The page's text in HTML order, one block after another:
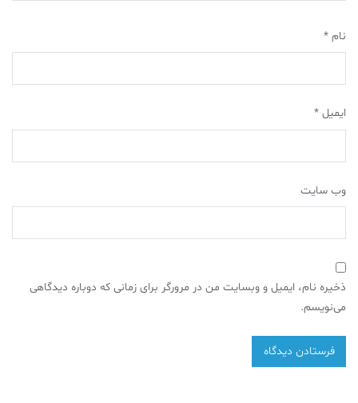
نام *
ایمیل *
وب‌ سایت
ذخیره نام، ایمیل و وبسایت من در مرورگر برای زمانی که دوباره دیدگاهی
می‌نویسم.